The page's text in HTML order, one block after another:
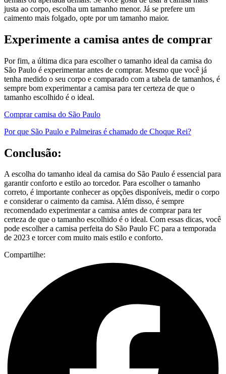
justa ao corpo, escolha um tamanho menor. Já se prefere um
caimento mais folgado, opte por um tamanho maior.
Experimente a camisa antes de comprar
Por fim, a última dica para escolher o tamanho ideal da camisa do
São Paulo é experimentar antes de comprar. Mesmo que você já
tenha medido o seu corpo e comparado com a tabela de tamanhos, é
sempre bom experimentar a camisa para ter certeza de que o
tamanho escolhido é o ideal.
Comprar camisa do São Paulo
Por que São Paulo e Palmeiras é chamado de Choque Rei?
Conclusão:
A escolha do tamanho ideal da camisa do São Paulo é essencial para
garantir conforto e estilo ao torcedor. Para escolher o tamanho
correto, é importante conhecer as opções disponíveis, medir o corpo
e considerar o caimento da camisa. Além disso, é sempre
recomendado experimentar a camisa antes de comprar para ter
certeza de que o tamanho escolhido é o ideal. Com essas dicas, você
pode escolher a camisa perfeita do São Paulo FC para a temporada
de 2023 e torcer com muito mais estilo e conforto.
Compartilhe: